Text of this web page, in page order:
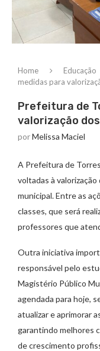
Home Educação
medidas para
Prefeitura de
valorização
porMelissa Maciel
A Prefeitura de
voltadas à
municipal. Entre as
classes, que será
professores que
Outra iniciativa
responsável pelo
Magistério Público
agendada para hoje,
atualizar e aprimorar
garantindo melhores
de crescimento